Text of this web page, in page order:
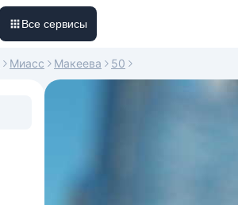
Все сервисы
Миасс Макеева 50